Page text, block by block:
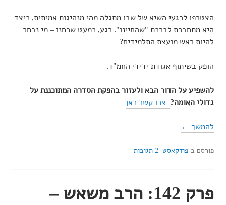
הצטרפו לרגעי השיא של שבו מתגלה מהי מנהיגות אמיתית, כיצד
היא מתחברת לברכת "שהחיינו". רגע, כמעט שכחנו – מי נבחר
להיות ראש מועצת התלמידים?
הופק בשיתוף אגודת ידידי החמ"ד.
להשפיע על הדור הבא ולעזור בהפקת הסדרה המתוכננת על
גדולי האומה? צרו קשר כאן
להמשך ←
פורסם ב-פודקאסט 2 תגובות
פרק 142: הרב משאש –